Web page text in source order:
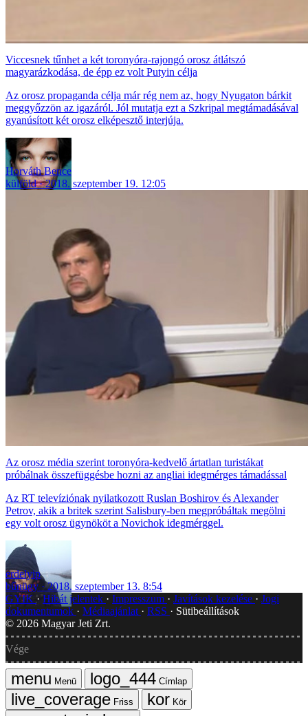
Viccesnek tűnhet a két toronyóra-rajongó orosz átlátszó
magyarázkodása, de épp ez volt Putyin célja
Az orosz propaganda célja már rég nem az, hogy Nyugaton bárkit
meggyőzzön az igazáról. Jól mutatja ezt a Szkripal megtámadásával
gyanúsított két orosz elképesztő interjúja.
Horváth Bence
külföld
2018. szeptember 19. 12:05
Az orosz média szerint toronyóra-kedvelő ártatlan turistákat
próbálnak összefüggésbe hozni az angliai idegmérges támadással
Az RT televíziónak nyilatkozott Ruslan Boshirov és Alexander
Petrov, akik a britek szerint Salisbury-ben megpróbáltak megölni
egy volt orosz ügynököt a Novichok idegmérggel.
erdelyip
bűnügy
2018. szeptember 13. 8:54
GYIK
Hibát jelentek Impresszum Javítások kezelése
Jogi
dokumentumok
Médiaajánlat RSS
Sütibeállítások
© 2026 Magyar Jeti Zrt.
Vége
Menü
Címlap
Friss
Kör